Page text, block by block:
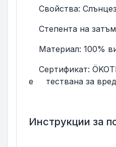
Свойства:
Степента на
Материал: 100%
Сертификат:
е тествана за
Инструкции за